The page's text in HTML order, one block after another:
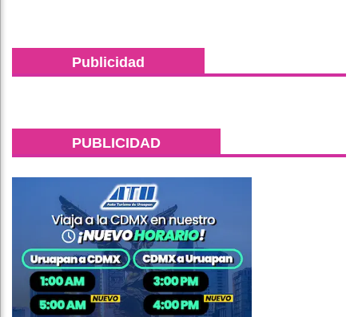
Publicidad
PUBLICIDAD